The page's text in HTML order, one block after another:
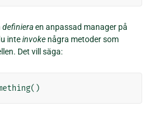
definieraen anpassad manager på
inteinvoke några metoder som
Det vill säga:
()